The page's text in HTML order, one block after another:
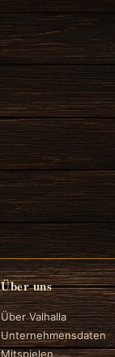
Über uns
Über Valhalla
Unternehmensdaten
Mitspielen